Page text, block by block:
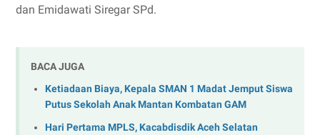
dan Emidawati Siregar SPd.
BACA JUGA
Ketiadaan Biaya, Kepala SMAN 1 Madat Jemput Siswa
Putus Sekolah Anak Mantan Kombatan GAM
Hari Pertama MPLS, Kacabdisdik Aceh Selatan